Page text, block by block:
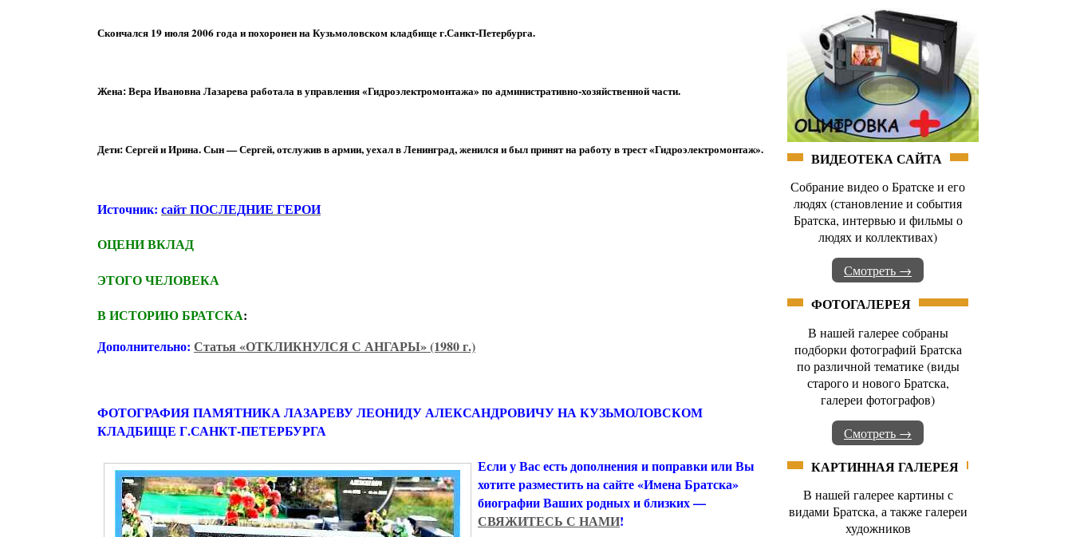
Скончался 19 июля 2006 года и похоронен на Кузьмоловском кладбище г.Санкт-Петербурга.
Жена: Вера Ивановна Лазарева работала в управления «Гидроэлектромонтажа» по административно-хозяйственной части.
Дети: Сергей и Ирина. Сын — Сергей, отслужив в армии, уехал в Ленинград, женился и был принят на работу в трест «Гидроэлектромонтаж».
Источник: сайт ПОСЛЕДНИЕ ГЕРОИ
ОЦЕНИ ВКЛАД
ЭТОГО ЧЕЛОВЕКА
В ИСТОРИЮ БРАТСКА:
Дополнительно: Статья «ОТКЛИКНУЛСЯ С АНГАРЫ» (1980 г.)
ФОТОГРАФИЯ ПАМЯТНИКА ЛАЗАРЕВУ ЛЕОНИДУ АЛЕКСАНДРОВИЧУ НА КУЗЬМОЛОВСКОМ
КЛАДБИЩЕ Г.САНКТ-ПЕТЕРБУРГА
Если у Вас есть дополнения и поправки или Вы
хотите разместить на сайте «Имена Братска»
биографии Ваших родных и близких —
СВЯЖИТЕСЬ С НАМИ!
ВИДЕОТЕКА САЙТА
Собрание видео о Братске и его
людях (становление и события
Братска, интервью и фильмы о
людях и коллективах)
Смотреть →
ФОТОГАЛЕРЕЯ
В нашей галерее собраны
подборки фотографий Братска
по различной тематике (виды
старого и нового Братска,
галереи фотографов)
Смотреть →
КАРТИННАЯ ГАЛЕРЕЯ
В нашей галерее картины с
видами Братска, а также галереи
художников